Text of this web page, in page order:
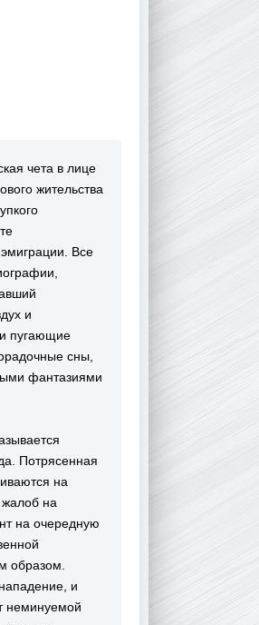
чета в лице
жительства
Все
и
пугающие
сны,
фантазиями
Потрясенная
на
жалоб на
на очередную
образом.
и
неминуемой